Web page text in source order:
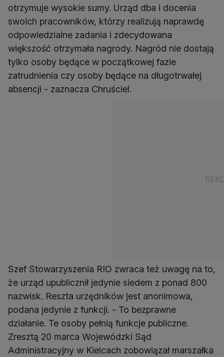
otrzymuje wysokie sumy. Urząd dba i docenia
swoich pracowników, którzy realizują naprawdę
odpowiedzialne zadania i zdecydowana
większość otrzymała nagrody. Nagród nie dostają
tylko osoby będące w początkowej fazie
zatrudnienia czy osoby będące na długotrwałej
absencji - zaznacza Chruściel.
Szef Stowarzyszenia RIO zwraca też uwagę na to,
że urząd upublicznił jedynie siedem z ponad 800
nazwisk. Reszta urzędników jest anonimowa,
podana jedynie z funkcji. - To bezprawne
działanie. Te osoby pełnią funkcje publiczne.
Zresztą 20 marca Wojewódzki Sąd
Administracyjny w Kielcach zobowiązał marszałka